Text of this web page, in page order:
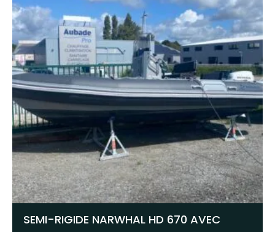
SEMI-RIGIDE NARWHAL HD 670 AVEC